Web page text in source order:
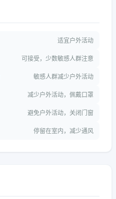
适宜户外活动
可接受，少数敏感人群注意
敏感人群减少户外活动
减少户外活动，佩戴口罩
避免户外活动，关闭门窗
停留在室内，减少通风